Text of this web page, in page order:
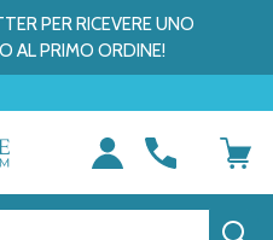
PER RICEVERE UNO
AL PRIMO ORDINE!